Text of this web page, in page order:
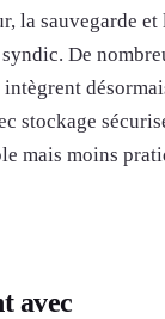
la sauvegarde et
De
stockage
mais moins
avec